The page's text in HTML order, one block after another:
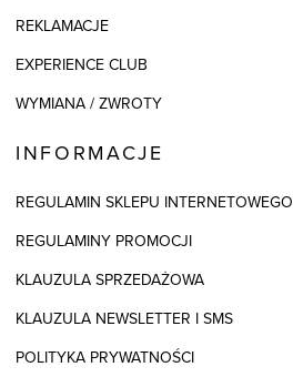
REKLAMACJE
EXPERIENCE CLUB
WYMIANA / ZWROTY
INFORMACJE
REGULAMIN SKLEPU INTERNETOWEGO
REGULAMINY PROMOCJI
KLAUZULA SPRZEDAŻOWA
KLAUZULA NEWSLETTER I SMS
POLITYKA PRYWATNOŚCI